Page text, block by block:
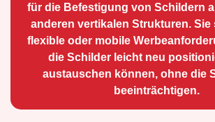
für die Befestigung von Schildern
anderen vertikalen Strukturen. Sie
flexible oder mobile
die Schilder leicht neu
austauschen können, ohne die
beeinträchtigen.